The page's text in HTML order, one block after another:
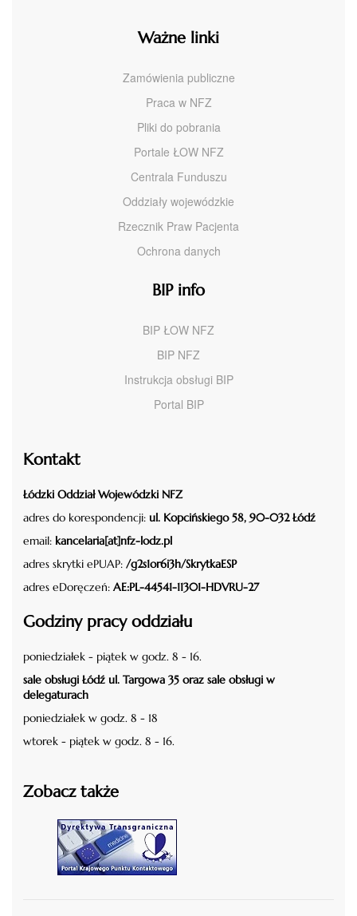
Ważne linki
Zamówienia publiczne
Praca w NFZ
Pliki do pobrania
Portale ŁOW NFZ
Centrala Funduszu
Oddziały wojewódzkie
Rzecznik Praw Pacjenta
Ochrona danych
BIP info
BIP ŁOW NFZ
BIP NFZ
Instrukcja obsługi BIP
Portal BIP
Kontakt
Łódzki Oddział Wojewódzki NFZ
adres do korespondencji: ul. Kopcińskiego 58, 90-032 Łódź
email: kancelaria[at]nfz-lodz.pl
adres skrytki ePUAP: /g2s1or6i3h/SkrytkaESP
adres eDoręczeń: AE:PL-44541-11301-HDVRU-27
Godziny pracy oddziału
poniedziałek - piątek w godz. 8 - 16.
sale obsługi Łódź ul. Targowa 35 oraz sale obsługi w
delegaturach
poniedziałek w godz. 8 - 18
wtorek - piątek w godz. 8 - 16.
Zobacz także
czytaj więcej